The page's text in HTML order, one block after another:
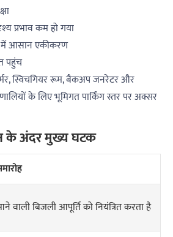
प्रभाव कम हो गया
में आसान एकीकरण
पहुंच
स्विचगियर रूम, बैकअप जनरेटर और
के लिए भूमिगत पार्किंग स्तर पर अक्सर
के अंदर मुख्य घटक
वाली बिजली आपूर्ति को नियंत्रित करता है